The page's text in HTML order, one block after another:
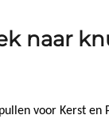
naar
voor Kerst en